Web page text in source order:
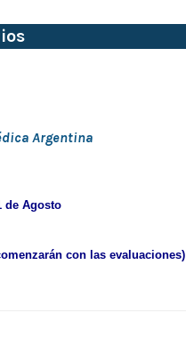
Argentina
de Agosto
con las evaluaciones)